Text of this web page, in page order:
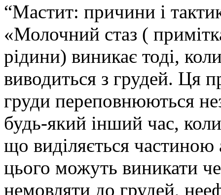
“Мастит: причини і
«Молочний стаз (
рідини) виникає тоді,
виводиться з грудей. Ця
груди переповнюються
будь-який інший час,
що виділяється
цього можуть виникати
немовляти до грудей,